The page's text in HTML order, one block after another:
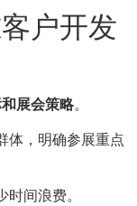
户开发
展会策略。
体，明确参展重点
间浪费。